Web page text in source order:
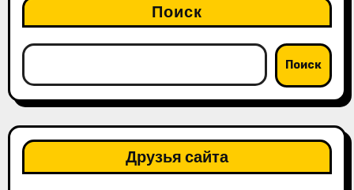
Поиск
Поиск
Друзья сайта